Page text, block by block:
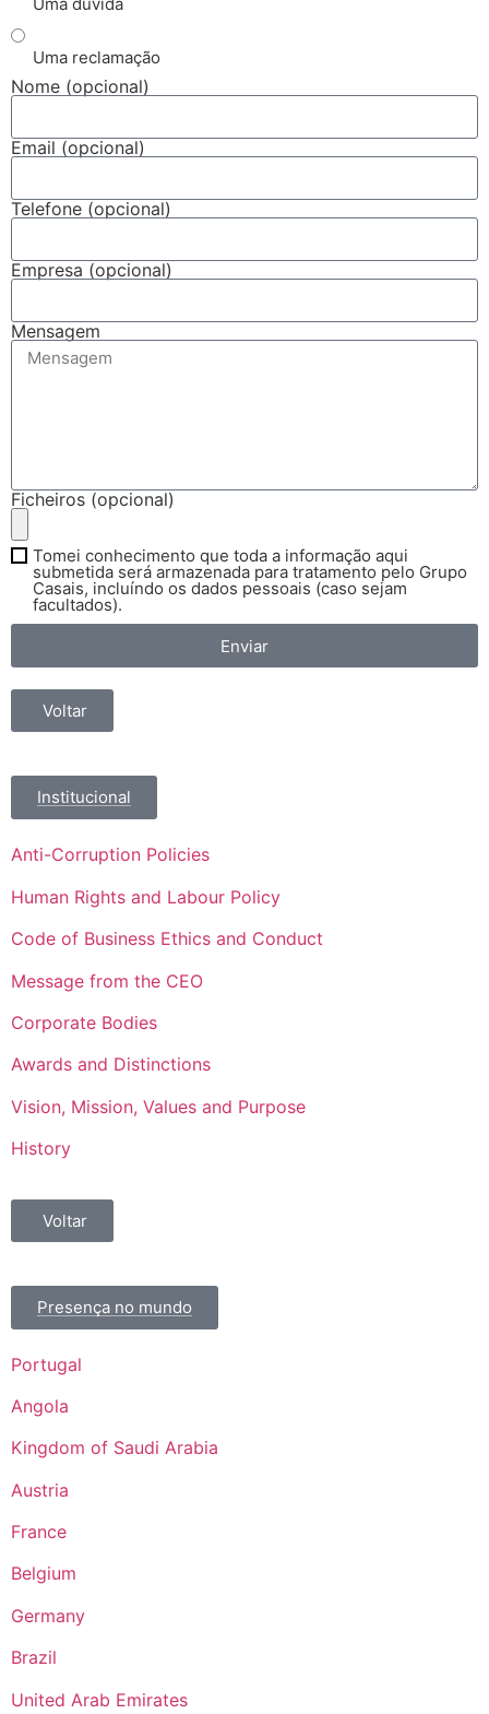
Uma dúvida
Uma reclamação
Nome (opcional)
Email (opcional)
Telefone (opcional)
Empresa (opcional)
Mensagem
Ficheiros (opcional)
Tomei conhecimento que toda a informação aqui
submetida será armazenada para tratamento pelo Grupo
Casais, incluíndo os dados pessoais (caso sejam
facultados).
Enviar
Voltar
Institucional
Anti-Corruption Policies
Human Rights and Labour Policy
Code of Business Ethics and Conduct
Message from the CEO
Corporate Bodies
Awards and Distinctions
Vision, Mission, Values and Purpose
History
Voltar
Presença no mundo
Portugal
Angola
Kingdom of Saudi Arabia
Austria
France
Belgium
Germany
Brazil
United Arab Emirates